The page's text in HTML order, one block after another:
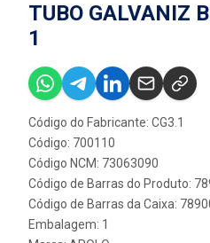
TUBO GALVANIZ
1
Código do Fabricante: CG3.1
Código: 700110
Código NCM: 73063090
Código de Barras do Produto:
Código de Barras da Caixa:
Embalagem: 1